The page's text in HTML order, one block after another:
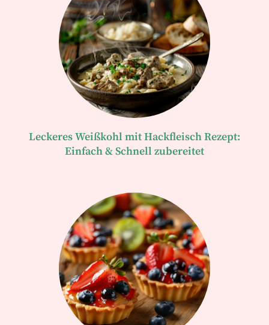
Leckeres Weißkohl mit Hackfleisch Rezept:
Einfach & Schnell zubereitet